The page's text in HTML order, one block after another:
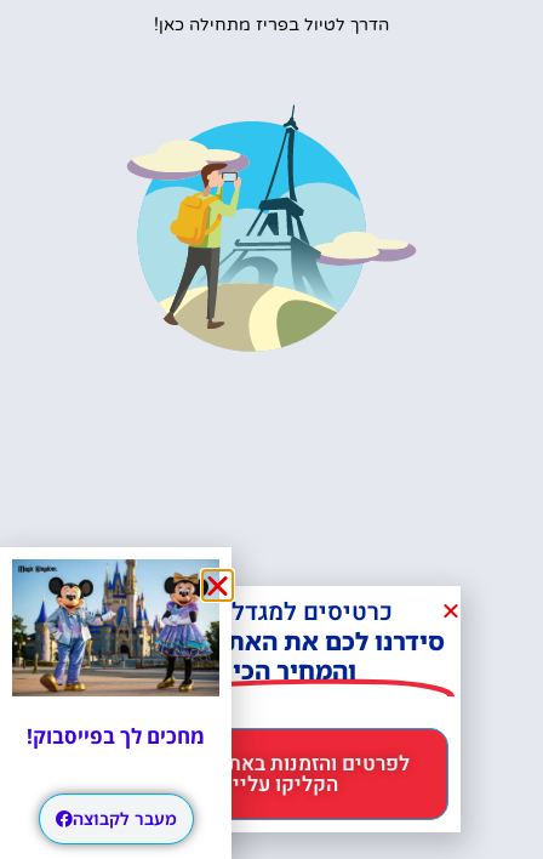
הדרך לטיול בפריז מתחילה כאן!
כרטיסים למגדל אייפל?
סידרנו לכם את האתר הכי אמין -
והמחיר הכי זול!
הקליקו עליי 😊
מחכים לך בפייסבוק!
מעבר לקבוצה